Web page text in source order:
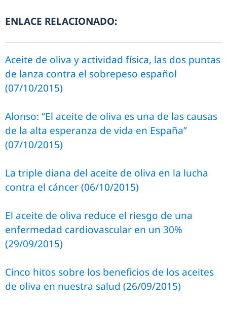
ENLACE RELACIONADO:
Aceite de oliva y actividad física, las dos puntas
de lanza contra el sobrepeso español
(07/10/2015)
Alonso: “El aceite de oliva es una de las causas
de la alta esperanza de vida en España”
(07/10/2015)
La triple diana del aceite de oliva en la lucha
contra el cáncer (06/10/2015)
El aceite de oliva reduce el riesgo de una
enfermedad cardiovascular en un 30%
(29/09/2015)
Cinco hitos sobre los beneficios de los aceites
de oliva en nuestra salud (26/09/2015)